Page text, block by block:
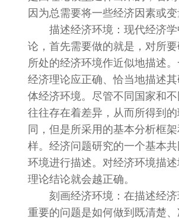
因为总需要将一些经济因素或
描述经济环境：现代经济学
论，首先需要做的就是，对所要
所处的经济环境作近似地描述
经济理论应正确、恰当地描述
体经济环境。尽管不同国家和
往往存在着差异，从而所得到
同，但是所采用的基本分析框
样。经济问题研究的一个基本
环境进行描述。对经济环境描述
理论结论就会越正确。
刻画经济环境：在描述经济
重要的问题是如何做到既清楚